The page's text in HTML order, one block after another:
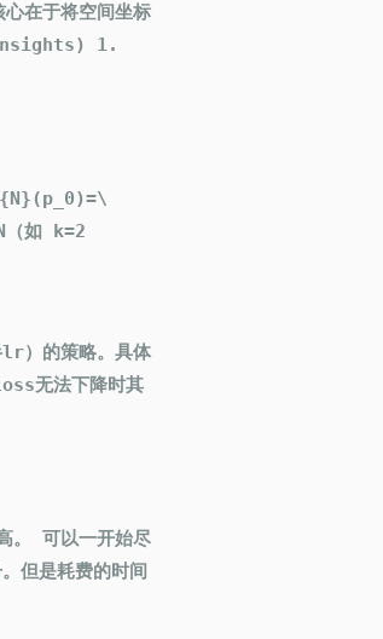
在于将空间坐标
Insights) 1.
如 k=2
）的策略。具体
无法下降时其
。 可以一开始尽
但是耗费的时间